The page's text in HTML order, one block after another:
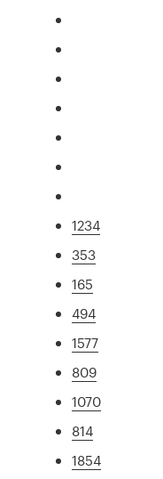
1234
353
165
494
1577
809
1070
814
1854